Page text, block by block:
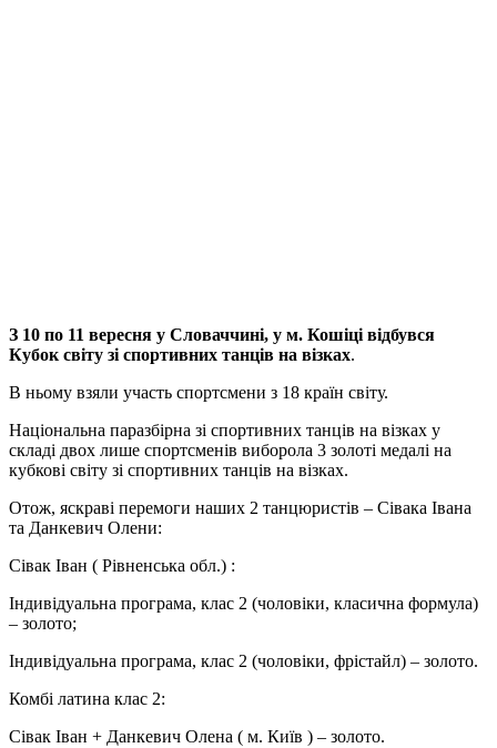
З 10 по 11 вересня у Словаччині, у м. Кошіці відбувся
Кубок світу зі спортивних танців на візках.
В ньому взяли участь спортсмени з 18 країн світу.
Національна паразбірна зі спортивних танців на візках у
складі двох лише спортсменів виборола 3 золоті медалі на
кубкові світу зі спортивних танців на візках.
Отож, яскраві перемоги наших 2 танцюристів – Сівака Івана
та Данкевич Олени:
Сівак Іван ( Рівненська обл.) :
Індивідуальна програма, клас 2 (чоловіки, класична формула)
– золото;
Індивідуальна програма, клас 2 (чоловіки, фрістайл) – золото.
Комбі латина клас 2:
Сівак Іван + Данкевич Олена ( м. Київ ) – золото.